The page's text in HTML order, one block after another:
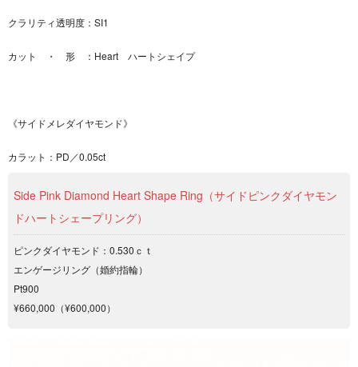
クラリティ透明度：SI1
カット ・ 形 ：Heart ハートシェイプ
《サイドメレダイヤモンド》
カラット：PD／0.05ct
Side Pink Diamond Heart Shape Ring（サイドピンクダイヤモン
ドハートシェープリング）
ピンクダイヤモンド：0.530ｃｔ
エンゲージリング（婚約指輪）
Pt900
¥660,000（¥600,000）